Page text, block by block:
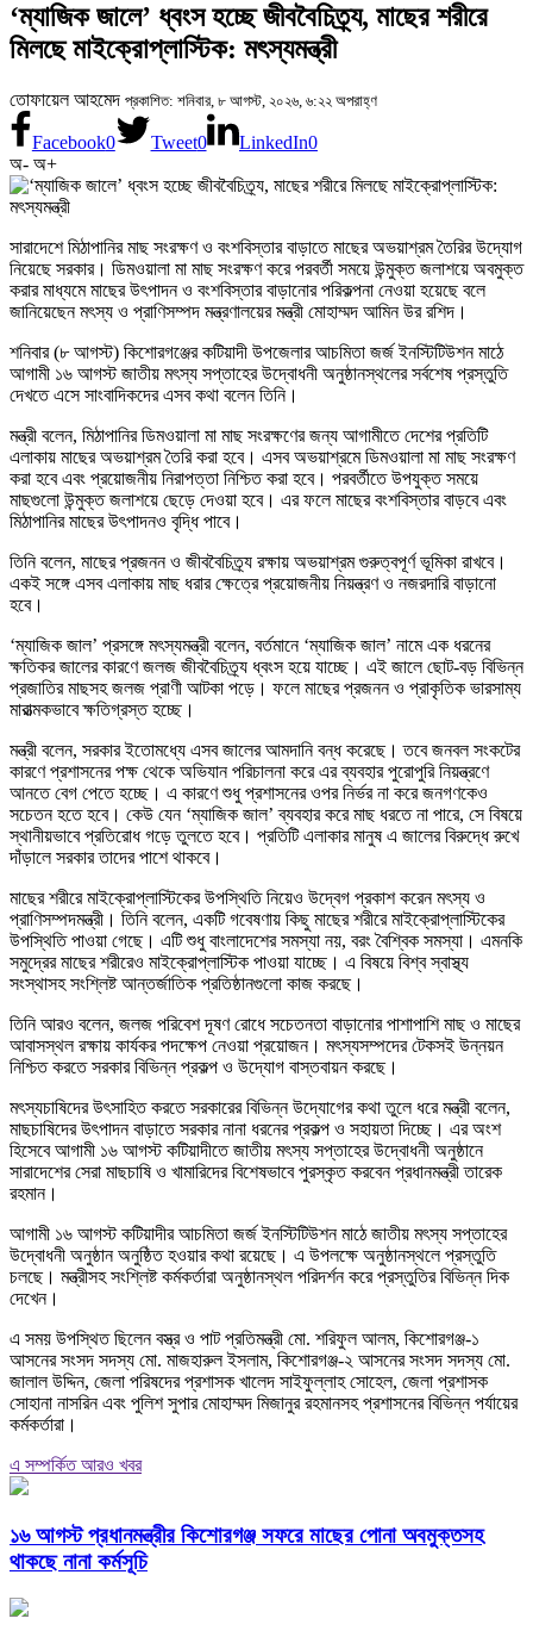
‘ম্যাজিক জালে’ ধ্বংস হচ্ছে জীববৈচিত্র্য, মাছের শরীরে
মিলছে মাইক্রোপ্লাস্টিক: মৎস্যমন্ত্রী
তোফায়েল আহমেদ প্রকাশিত: শনিবার, ৮ আগস্ট, ২০২৬, ৬:২২ অপরাহ্ণ
Facebook0 Tweet0 LinkedIn0
অ- অ+
সারাদেশে মিঠাপানির মাছ সংরক্ষণ ও বংশবিস্তার বাড়াতে মাছের অভয়াশ্রম তৈরির উদ্যোগ
নিয়েছে সরকার। ডিমওয়ালা মা মাছ সংরক্ষণ করে পরবর্তী সময়ে উন্মুক্ত জলাশয়ে অবমুক্ত
করার মাধ্যমে মাছের উৎপাদন ও বংশবিস্তার বাড়ানোর পরিকল্পনা নেওয়া হয়েছে বলে
জানিয়েছেন মৎস্য ও প্রাণিসম্পদ মন্ত্রণালয়ের মন্ত্রী মোহাম্মদ আমিন উর রশিদ।
শনিবার (৮ আগস্ট) কিশোরগঞ্জের কটিয়াদী উপজেলার আচমিতা জর্জ ইনস্টিটিউশন মাঠে
আগামী ১৬ আগস্ট জাতীয় মৎস্য সপ্তাহের উদ্বোধনী অনুষ্ঠানস্থলের সর্বশেষ প্রস্তুতি
দেখতে এসে সাংবাদিকদের এসব কথা বলেন তিনি।
মন্ত্রী বলেন, মিঠাপানির ডিমওয়ালা মা মাছ সংরক্ষণের জন্য আগামীতে দেশের প্রতিটি
এলাকায় মাছের অভয়াশ্রম তৈরি করা হবে। এসব অভয়াশ্রমে ডিমওয়ালা মা মাছ সংরক্ষণ
করা হবে এবং প্রয়োজনীয় নিরাপত্তা নিশ্চিত করা হবে। পরবর্তীতে উপযুক্ত সময়ে
মাছগুলো উন্মুক্ত জলাশয়ে ছেড়ে দেওয়া হবে। এর ফলে মাছের বংশবিস্তার বাড়বে এবং
মিঠাপানির মাছের উৎপাদনও বৃদ্ধি পাবে।
তিনি বলেন, মাছের প্রজনন ও জীববৈচিত্র্য রক্ষায় অভয়াশ্রম গুরুত্বপূর্ণ ভূমিকা রাখবে।
একই সঙ্গে এসব এলাকায় মাছ ধরার ক্ষেত্রে প্রয়োজনীয় নিয়ন্ত্রণ ও নজরদারি বাড়ানো
হবে।
‘ম্যাজিক জাল’ প্রসঙ্গে মৎস্যমন্ত্রী বলেন, বর্তমানে ‘ম্যাজিক জাল’ নামে এক ধরনের
ক্ষতিকর জালের কারণে জলজ জীববৈচিত্র্য ধ্বংস হয়ে যাচ্ছে। এই জালে ছোট-বড় বিভিন্ন
প্রজাতির মাছসহ জলজ প্রাণী আটকা পড়ে। ফলে মাছের প্রজনন ও প্রাকৃতিক ভারসাম্য
মারাত্মকভাবে ক্ষতিগ্রস্ত হচ্ছে।
মন্ত্রী বলেন, সরকার ইতোমধ্যে এসব জালের আমদানি বন্ধ করেছে। তবে জনবল সংকটের
কারণে প্রশাসনের পক্ষ থেকে অভিযান পরিচালনা করে এর ব্যবহার পুরোপুরি নিয়ন্ত্রণে
আনতে বেগ পেতে হচ্ছে। এ কারণে শুধু প্রশাসনের ওপর নির্ভর না করে জনগণকেও
সচেতন হতে হবে। কেউ যেন ‘ম্যাজিক জাল’ ব্যবহার করে মাছ ধরতে না পারে, সে বিষয়ে
স্থানীয়ভাবে প্রতিরোধ গড়ে তুলতে হবে। প্রতিটি এলাকার মানুষ এ জালের বিরুদ্ধে রুখে
দাঁড়ালে সরকার তাদের পাশে থাকবে।
মাছের শরীরে মাইক্রোপ্লাস্টিকের উপস্থিতি নিয়েও উদ্বেগ প্রকাশ করেন মৎস্য ও
প্রাণিসম্পদমন্ত্রী। তিনি বলেন, একটি গবেষণায় কিছু মাছের শরীরে মাইক্রোপ্লাস্টিকের
উপস্থিতি পাওয়া গেছে। এটি শুধু বাংলাদেশের সমস্যা নয়, বরং বৈশ্বিক সমস্যা। এমনকি
সমুদ্রের মাছের শরীরেও মাইক্রোপ্লাস্টিক পাওয়া যাচ্ছে। এ বিষয়ে বিশ্ব স্বাস্থ্য
সংস্থাসহ সংশ্লিষ্ট আন্তর্জাতিক প্রতিষ্ঠানগুলো কাজ করছে।
তিনি আরও বলেন, জলজ পরিবেশ দূষণ রোধে সচেতনতা বাড়ানোর পাশাপাশি মাছ ও মাছের
আবাসস্থল রক্ষায় কার্যকর পদক্ষেপ নেওয়া প্রয়োজন। মৎস্যসম্পদের টেকসই উন্নয়ন
নিশ্চিত করতে সরকার বিভিন্ন প্রকল্প ও উদ্যোগ বাস্তবায়ন করছে।
মৎস্যচাষিদের উৎসাহিত করতে সরকারের বিভিন্ন উদ্যোগের কথা তুলে ধরে মন্ত্রী বলেন,
মাছচাষিদের উৎপাদন বাড়াতে সরকার নানা ধরনের প্রকল্প ও সহায়তা দিচ্ছে। এর অংশ
হিসেবে আগামী ১৬ আগস্ট কটিয়াদীতে জাতীয় মৎস্য সপ্তাহের উদ্বোধনী অনুষ্ঠানে
সারাদেশের সেরা মাছচাষি ও খামারিদের বিশেষভাবে পুরস্কৃত করবেন প্রধানমন্ত্রী তারেক
রহমান।
আগামী ১৬ আগস্ট কটিয়াদীর আচমিতা জর্জ ইনস্টিটিউশন মাঠে জাতীয় মৎস্য সপ্তাহের
উদ্বোধনী অনুষ্ঠান অনুষ্ঠিত হওয়ার কথা রয়েছে। এ উপলক্ষে অনুষ্ঠানস্থলে প্রস্তুতি
চলছে। মন্ত্রীসহ সংশ্লিষ্ট কর্মকর্তারা অনুষ্ঠানস্থল পরিদর্শন করে প্রস্তুতির বিভিন্ন দিক
দেখেন।
এ সময় উপস্থিত ছিলেন বস্ত্র ও পাট প্রতিমন্ত্রী মো. শরিফুল আলম, কিশোরগঞ্জ-১
আসনের সংসদ সদস্য মো. মাজহারুল ইসলাম, কিশোরগঞ্জ-২ আসনের সংসদ সদস্য মো.
জালাল উদ্দিন, জেলা পরিষদের প্রশাসক খালেদ সাইফুল্লাহ সোহেল, জেলা প্রশাসক
সোহানা নাসরিন এবং পুলিশ সুপার মোহাম্মদ মিজানুর রহমানসহ প্রশাসনের বিভিন্ন পর্যায়ের
কর্মকর্তারা।
এ সম্পর্কিত আরও খবর
১৬ আগস্ট প্রধানমন্ত্রীর কিশোরগঞ্জ সফরে মাছের পোনা অবমুক্তসহ
থাকছে নানা কর্মসূচি